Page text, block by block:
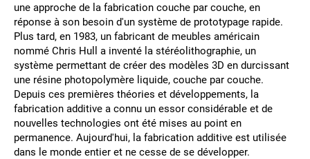
une approche de la fabrication couche par couche, en
réponse à son besoin d'un système de prototypage rapide.
Plus tard, en 1983, un fabricant de meubles américain
nommé Chris Hull a inventé la stéréolithographie, un
système permettant de créer des modèles 3D en durcissant
une résine photopolymère liquide, couche par couche.
Depuis ces premières théories et développements, la
fabrication additive a connu un essor considérable et de
nouvelles technologies ont été mises au point en
permanence. Aujourd'hui, la fabrication additive est utilisée
dans le monde entier et ne cesse de se développer.